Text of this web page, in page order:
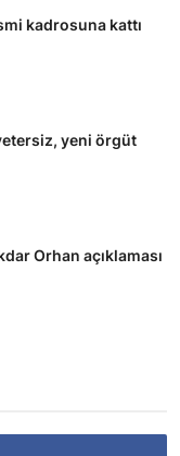
kadrosuna kattı
yeni örgüt
Orhan açıklaması